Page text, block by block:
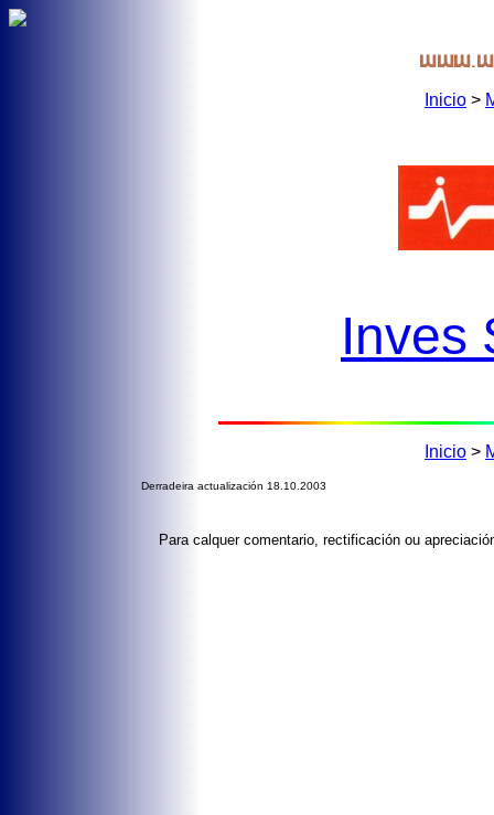
Inicio >
Inves
Inicio >
Derradeira actualización 18.10.2003
Para calquer comentario, rectificación ou